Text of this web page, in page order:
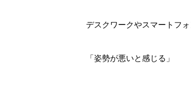
デスクワークやスマートフ
「姿勢が悪いと感じる」